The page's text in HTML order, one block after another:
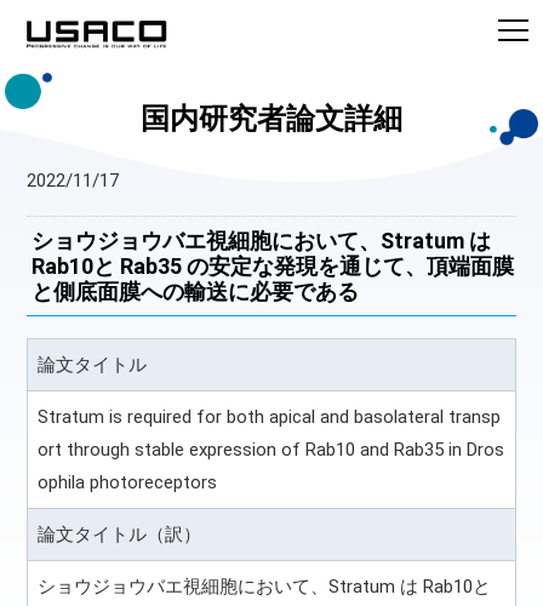
国内研究者論文詳細
2022/11/17
ショウジョウバエ視細胞において、Stratum は
Rab10と Rab35 の安定な発現を通じて、頂端面膜
と側底面膜への輸送に必要である
論文タイトル
Stratum is required for both apical and basolateral transp
ort through stable expression of Rab10 and Rab35 in Dros
ophila photoreceptors
論文タイトル（訳）
ショウジョウバエ視細胞において、Stratum は Rab10と